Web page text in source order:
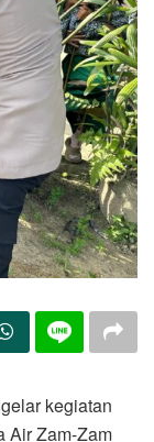
kegiatan
Air Zam-Zam